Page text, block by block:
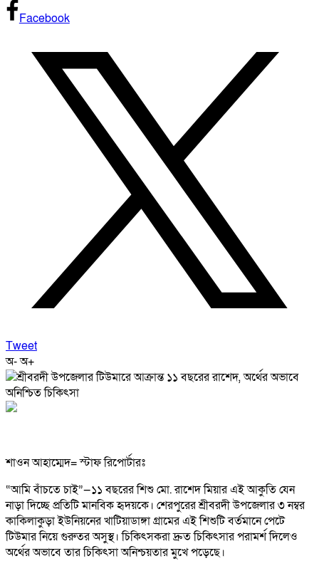
Facebook
Tweet
অ-অ+
শাওন আহাম্মেদ= স্টাফ রিপোর্টারঃ
“আমি বাঁচতে চাই”—১১ বছরের শিশু মো. রাশেদ মিয়ার এই আকুতি যেন
নাড়া দিচ্ছে প্রতিটি মানবিক হৃদয়কে। শেরপুরের শ্রীবরদী উপজেলার ৩ নম্বর
কাকিলাকুড়া ইউনিয়নের খাটিয়াডাঙ্গা গ্রামের এই শিশুটি বর্তমানে পেটে
টিউমার নিয়ে গুরুতর অসুস্থ। চিকিৎসকরা দ্রুত চিকিৎসার পরামর্শ দিলেও
অর্থের অভাবে তার চিকিৎসা অনিশ্চয়তার মুখে পড়েছে।